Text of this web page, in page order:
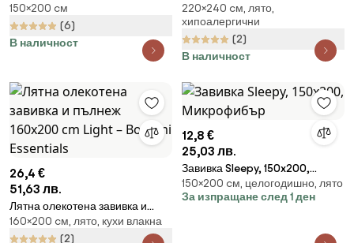
cm Cuddly - Catherine
Lansfield
150×200 cм
(6)
В наличност
cm Confort – douceur
d'intérieur
220×240 cм, лято,
хипоалергични
(2)
В наличност
26,4 €
51,63 лв.
Лятна олекотена завивка и
пълнеж 160x200 cm Light –
Bonami Essentials
160×200 cм, лято, кухи влакна
(2)
12,8 €
25,03 лв.
Завивка Sleepy, 150x200,
Микрофибър
150×200 cм, целогодишно, лято
За изпращане след 1 ден